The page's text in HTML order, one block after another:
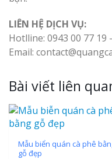
LIÊN HỆ DỊCH VỤ:
Hotlline: 0943 00 77 19
Email:
Bài viết liên
Mẫu biển quán cà phê
gỗ đẹp